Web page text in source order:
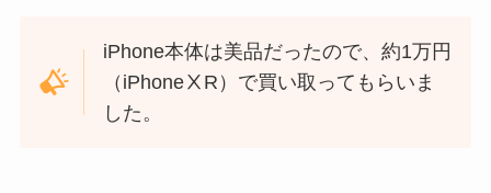
iPhone本体は美品だったので、約1万円
（iPhoneⅩR）で買い取ってもらいま
した。